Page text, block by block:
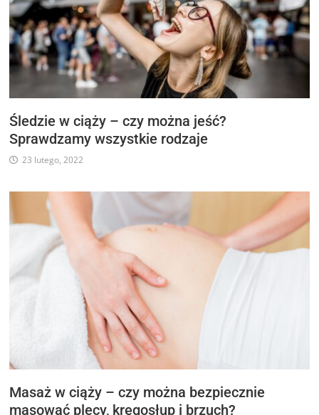
Śledzie w ciąży – czy można jeść?
Sprawdzamy wszystkie rodzaje
23 lutego, 2022
Masaż w ciąży – czy można bezpiecznie
masować plecy, kręgosłup i brzuch?